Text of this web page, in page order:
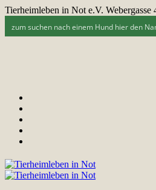
Tierheimleben in Not e.V. Webergasse